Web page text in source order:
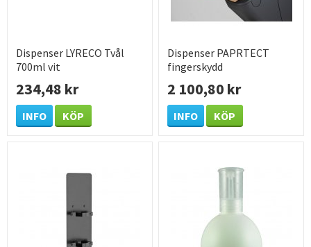
Dispenser LYRECO Tvål
700ml vit
234,48 kr
INFO KÖP
Dispenser PAPRTECT
fingerskydd
2 100,80 kr
INFO KÖP